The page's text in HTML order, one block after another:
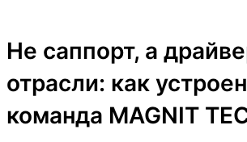
Не саппорт, а
отрасли: как
команда MAGNIT